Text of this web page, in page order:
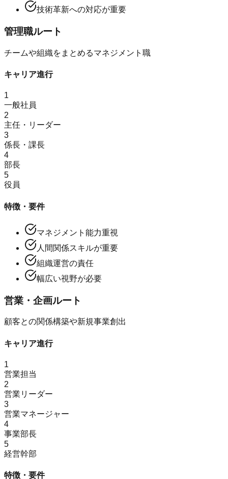
技術革新への対応が重要
管理職ルート
チームや組織をまとめるマネジメント職
キャリア進行
1
一般社員
2
主任・リーダー
3
係長・課長
4
部長
5
役員
特徴・要件
マネジメント能力重視
人間関係スキルが重要
組織運営の責任
幅広い視野が必要
営業・企画ルート
顧客との関係構築や新規事業創出
キャリア進行
1
営業担当
2
営業リーダー
3
営業マネージャー
4
事業部長
5
経営幹部
特徴・要件